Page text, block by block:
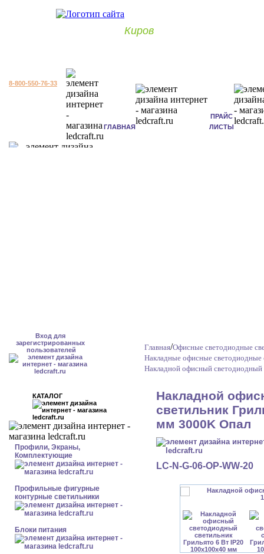
Киров
8-800-550-76-33
ГЛАВНАЯ
ПРАЙС
ЛИСТЫ
Вход для
зарегистрированных
пользователей
КАТАЛОГ
Профили, Экраны,
Комплектующие
Профильные фигурные
контурные светильники
Блоки питания
Главная/Офисные светодиодные
Накладные офисные светодиодные
Накладной офисный
Накладной
светильник
мм 3000K Опал
LC-N-G-06-OP-WW-20